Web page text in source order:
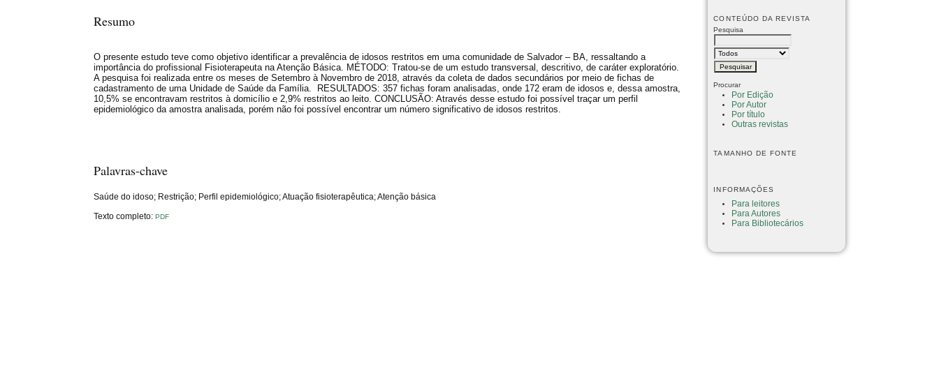
CONTEÚDO DA REVISTA
Pesquisa
Procurar
Por Edição
Por Autor
Por título
Outras revistas
TAMANHO DE FONTE
INFORMAÇÕES
Para leitores
Para Autores
Para Bibliotecários
Resumo
O presente estudo teve como objetivo identificar a prevalência de idosos restritos em uma comunidade de Salvador – BA, ressaltando a
importância do profissional Fisioterapeuta na Atenção Básica. MÉTODO: Tratou-se de um estudo transversal, descritivo, de caráter exploratório.
A pesquisa foi realizada entre os meses de Setembro à Novembro de 2018, através da coleta de dados secundários por meio de fichas de
cadastramento de uma Unidade de Saúde da Família. RESULTADOS: 357 fichas foram analisadas, onde 172 eram de idosos e, dessa amostra,
10,5% se encontravam restritos à domicílio e 2,9% restritos ao leito. CONCLUSÃO: Através desse estudo foi possível traçar um perfil
epidemiológico da amostra analisada, porém não foi possível encontrar um número significativo de idosos restritos.
Palavras-chave
Saúde do idoso; Restrição; Perfil epidemiológico; Atuação fisioterapêutica; Atenção básica
Texto completo:PDF